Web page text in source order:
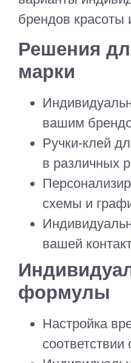
брендов красоты
Решения
марки
вашим
Ручки-клей
в различных
схемы и
вашей
формулы
Настройка